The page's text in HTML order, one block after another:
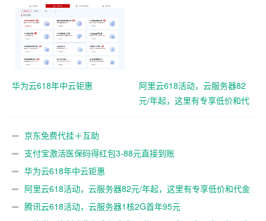
华为云618年中云钜惠
阿里云618活动，云服务器82
元/年起，这里有专享低价和代
京东免费代挂＋互助
支付宝激活医保码得红包3-88元直接到账
华为云618年中云钜惠
阿里云618活动，云服务器82元/年起，这里有专享低价和代金
券 腾讯云618活动，云服务器1核2G首年95元